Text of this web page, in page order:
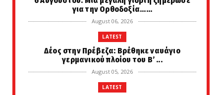
για την Ορθοδοξία......
August 06, 2026
LATEST
Δέος στην Πρέβεζα: Βρέθηκε ναυάγιο
γερμανικού πλοίου του Β’ ...
August 05, 2026
LATEST